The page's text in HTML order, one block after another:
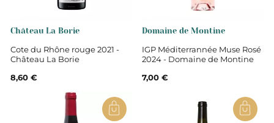
Château La Borie
Cote du Rhône rouge 2021 -
Château La Borie
8,60 €
Domaine de Montine
IGP Méditerrannée Muse Rosé
2024 - Domaine de Montine
7,00 €